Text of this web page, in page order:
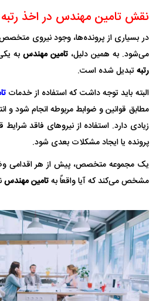
نقش تامین مهندس در اخذ رتبه
در بسیاری از پرونده‌ها، وجود نیروی
می‌شود. به همین دلیل،تامین مهندس به
رتبهتبدیل شده است.
البته باید توجه داشت که استفاده از خدمات
مطابق قوانین و ضوابط مربوطه انجام شود و
زیادی دارد. استفاده از نیروهای فاقد
پرونده یا ایجاد مشکلات بعدی شود.
یک مجموعه متخصص، پیش از هر اقدامی
مشخص می‌کند که آیا واقعاً بهتامین مهندس